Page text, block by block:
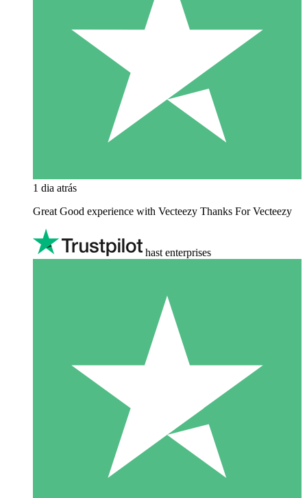
1 dia atrás
Great Good experience with Vecteezy Thanks For Vecteezy
hast enterprises